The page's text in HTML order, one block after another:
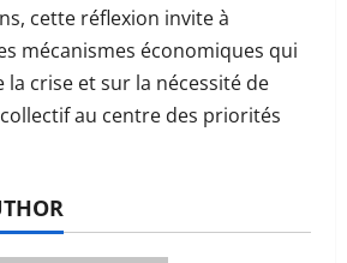
cette réflexion invite à
mécanismes économiques qui
crise et sur la nécessité de
au centre des priorités